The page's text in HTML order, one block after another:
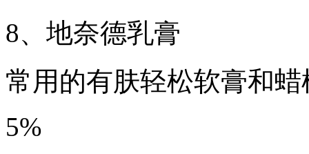
8、地奈德乳膏
常用的有肤轻松软膏和
5%